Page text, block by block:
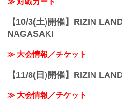
【10/3(土)開催】RIZIN
NAGASAKI
≫ 大会情報／チケット
【11/8(日)開催】RIZIN
≫ 大会情報／チケット